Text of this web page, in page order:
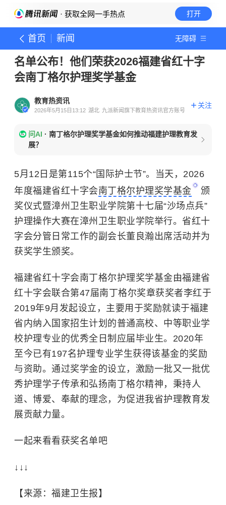
· 获取全网一手热点 打开
首页 新闻 无障碍
名单公布！他们荣获2026福建省红十字
会南丁格尔护理奖学基金
教育热资讯
2026年5月15日13:12 湖北 九派新闻旗下教育热资讯官方账号
关注
问AI · 南丁格尔护理奖学基金如何推动福建护理教育发
展？
5月12日是第115个“国际护士节”。当天，2026
年度福建省红十字会南丁格尔护理奖学基金
颁
奖仪式暨漳州卫生职业学院第十七届“沙场点兵”
护理操作大赛在漳州卫生职业学院举行。省红十
字会分管日常工作的副会长董良瀚出席活动并为
获奖学生颁奖。
福建省红十字会南丁格尔护理奖学基金由福建省
红十字会联合第47届南丁格尔奖章获奖者李红于
2019年9月发起设立， 主要用于奖励就读于福建
省内纳入国家招生计划的普通高校、中等职业学
校护理专业的优秀全日制应届毕业生。2020年
至今已有197名护理专业学生获得该基金的奖励
与资助。通过奖学金的设立，激励一批又一批优
秀护理学子传承和弘扬南丁格尔精神，秉持人
道、博爱、奉献的理念，为促进我省护理教育发
展贡献力量。
一起来看看获奖名单吧
↓↓↓
【来源：福建卫生报】